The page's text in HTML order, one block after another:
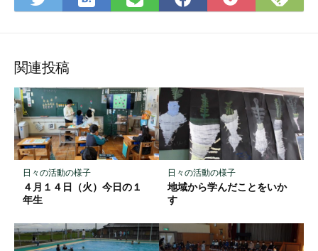
で
ア
て
ク
マ
ー
ク
に
存
で
で
に
で
関連投稿
日々の活動の様子
４月１４日（火）今日の１
年生
日々の活動の様子
地域から学んだことをいか
す